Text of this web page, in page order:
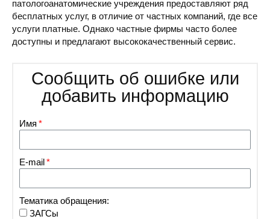
патологоанатомические учреждения предоставляют ряд
бесплатных услуг, в отличие от частных компаний, где все
услуги платные. Однако частные фирмы часто более
доступны и предлагают высококачественный сервис.
Сообщить об ошибке или
добавить информацию
Имя
E-mail
Тематика обращения:
ЗАГСы